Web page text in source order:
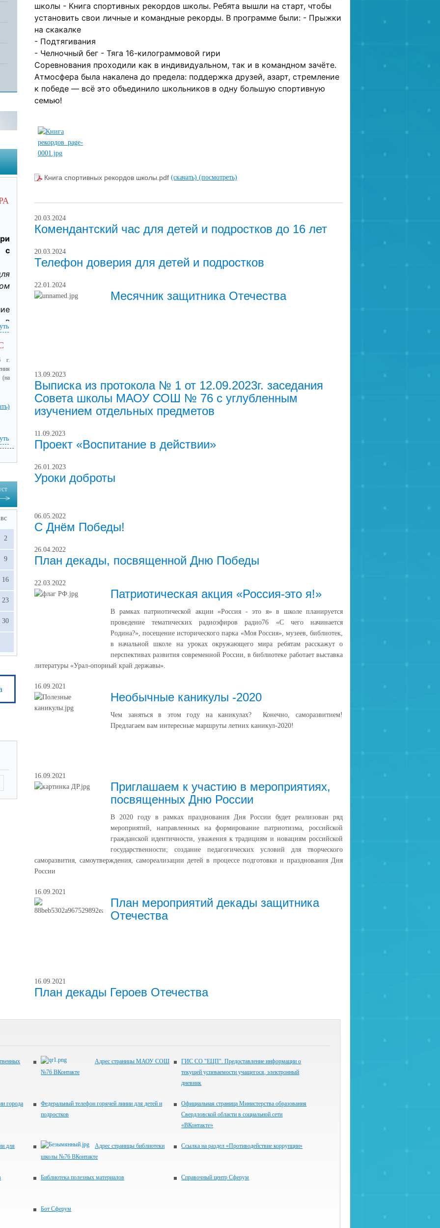
школы - Книга спортивных рекордов школы. Ребята вышли на старт, чтобы
установить свои личные и командные рекорды. В программе были: - Прыжки
на скакалке
- Подтягивания
- Челночный бег - Тяга 16-килограммовой гири
Соревнования проходили как в индивидуальном, так и в командном зачёте.
Атмосфера была накалена до предела: поддержка друзей, азарт, стремление
к победе — всё это объединило школьников в одну большую спортивную
семью!
Книга спортивных рекордов школы.pdf (скачать) (посмотреть)
20.03.2024
Комендантский час для детей и подростков до 16 лет
20.03.2024
Телефон доверия для детей и подростков
22.01.2024
Месячник защитника Отечества
13.09.2023
Выписка из протокола № 1 от 12.09.2023г. заседания
Совета школы МАОУ СОШ № 76 с углубленным
изучением отдельных предметов
11.09.2023
Проект «Воспитание в действии»
26.01.2023
Уроки доброты
06.05.2022
С Днём Победы!
26.04.2022
План декады, посвященной Дню Победы
22.03.2022
Патриотическая акция «Россия-это я!»
В рамках патриотической акции «Россия - это я» в школе планируется
проведение тематических радиоэфиров радио76 «С чего начинается
Родина?», посещение исторического парка «Моя Россия», музеев, библиотек,
в начальной школе на уроках окружающего мира ребятам расскажут о
перспективах развития современной России, в библиотеке работает выставка
литературы «Урал-опорный край державы».
16.09.2021
Необычные каникулы -2020
Чем заняться в этом году на каникулах? Конечно, саморазвитием!
Предлагаем вам интересные маршруты летних каникул-2020!
16.09.2021
Приглашаем к участию в мероприятиях,
посвященных Дню России
В 2020 году в рамках празднования Дня России будет реализован ряд
мероприятий, направленных на формирование патриотизма, российской
гражданской идентичности, уважения к традициям и новациям российской
государственности; создание педагогических условий для творческого
саморазвития, самоутверждения, самореализации детей в процессе подготовки и празднования Дня
России
16.09.2021
План мероприятий декады защитника
Отечества
16.09.2021
План декады Героев Отечества
с
в
и
г.
(на
вс
2
9
16
23
30
Адрес страницы МАОУ СОШ
№76 ВКонтакте
ГИС СО "ЕЦП". Предоставление информации о
текущей успеваемости учащегося, электронный
дневник
города
Федеральный телефон горячей линии для детей и
подростков
Официальная страница Министерства образования
Свердловской области в социальной сети
«ВКонтакте»
для
Адрес страницы библиотеки
школы №76 ВКонтакте
Ссылка на раздел «Противодействие коррупции»
Библиотека полезных материалов Справочный центр Сферум
Бот Сферум